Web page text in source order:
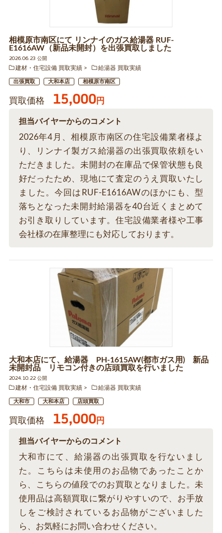
相模原市南区にて リンナイのガス給湯器 RUF-
E1616AW（新品未開封）を出張買取しました
2026.06.23 公開
建材・住宅設備 買取実績
給湯器 買取実績
出張買取 大和本店 相模原市南区
買取価格 15,000円
担当バイヤーからのコメント
2026年4月、相模原市南区の住宅設備業者様よ
り、リンナイ製ガス給湯器の出張買取依頼をい
ただきました。未開封の在庫品で保管状態も良
好だったため、現地にて査定のうえ買取いたし
ました。今回はRUF-E1616AWのほかにも、型
落ちとなった未開封給湯器を40台近くまとめて
お引き取りしています。住宅設備業者様や工事
会社様の在庫整理にも対応しております。
大和本店にて、給湯器 PH-1615AW(都市ガス用) 新品
未開封品 リモコン付きの店頭買取を行いました
2024.10.22 公開
建材・住宅設備 買取実績
給湯器 買取実績
大和市 大和本店 店頭買取
買取価格 15,000円
担当バイヤーからのコメント
大和市にて、給湯器の出張買取を行ないまし
た。こちらは未使用のお品物であったことか
ら、こちらの値段でのお買取となりました。未
使用品は高額買取に繋がりやすいので、お手放
しをご検討されているお品物がございました
ら、お気軽にお問い合わせください。